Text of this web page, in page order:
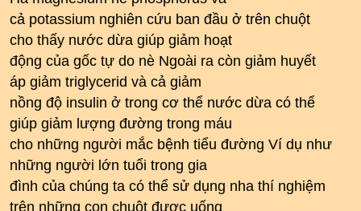
cả potassium nghiên cứu ban đầu ở trên chuột
cho thấy nước dừa giúp giảm hoạt
động của gốc tự do nè Ngoài ra còn giảm huyết
áp giảm triglycerid và cả giảm
nồng độ insulin ở trong cơ thể nước dừa có thể
giúp giảm lượng đường trong máu
cho những người mắc bệnh tiểu đường Ví dụ như
những người lớn tuổi trong gia
đình của chúng ta có thể sử dụng nha thí nghiệm
trên những con chuột được uống